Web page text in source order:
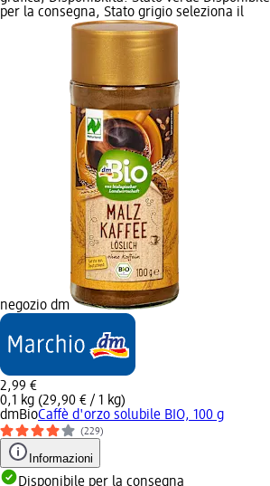
per la consegna, Stato grigio seleziona il
negozio dm
2,99 €
0,1 kg (29,90 € / 1 kg)
dmBioCaffè d'orzo solubile BIO, 100 g
(229)
Informazioni
Disponibile per la consegna